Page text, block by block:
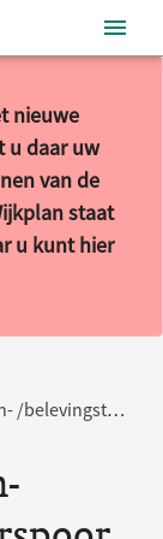
nieuwe
u daar uw
van de
staat
u kunt hier
Ridderspoor